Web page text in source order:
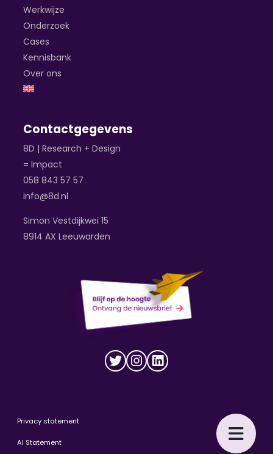
Werkwijze
Onderzoek
Cases
Kennisbank
Over ons
Contactgegevens
8D | Research + Design
= Impact
058 843 57 57
info@8d.nl
Simon Vestdijkwei 15
8914 AX Leeuwarden
Privacy statement
AI Statement